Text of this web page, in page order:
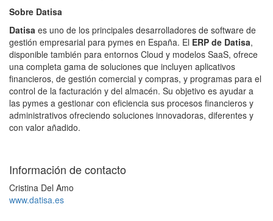
Sobre Datisa
Datisa es uno de los principales desarrolladores de software de
gestión empresarial para pymes en España. El ERP de Datisa,
disponible también para entornos Cloud y modelos SaaS, ofrece
una completa gama de soluciones que incluyen aplicativos
financieros, de gestión comercial y compras, y programas para el
control de la facturación y del almacén. Su objetivo es ayudar a
las pymes a gestionar con eficiencia sus procesos financieros y
administrativos ofreciendo soluciones innovadoras, diferentes y
con valor añadido.
Información de contacto
Cristina Del Amo
www.datisa.es